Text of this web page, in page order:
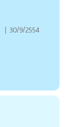
| 30/9/2554